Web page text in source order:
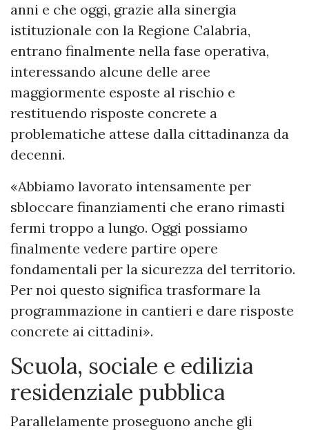
anni e che oggi, grazie alla sinergia
istituzionale con la Regione Calabria,
entrano finalmente nella fase operativa,
interessando alcune delle aree
maggiormente esposte al rischio e
restituendo risposte concrete a
problematiche attese dalla cittadinanza da
decenni.
«Abbiamo lavorato intensamente per
sbloccare finanziamenti che erano rimasti
fermi troppo a lungo. Oggi possiamo
finalmente vedere partire opere
fondamentali per la sicurezza del territorio.
Per noi questo significa trasformare la
programmazione in cantieri e dare risposte
concrete ai cittadini».
Scuola, sociale e edilizia
residenziale pubblica
Parallelamente proseguono anche gli